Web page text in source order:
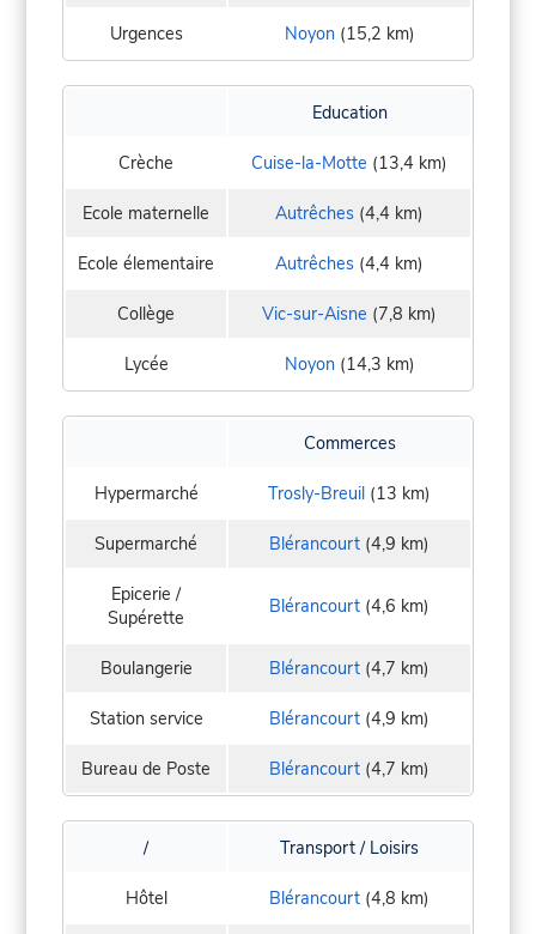
Urgences Noyon(15,2 km)
Education
Crèche Cuise-la-Motte (13,4 km)
Ecole maternelle Autrêches (4,4 km)
Ecole élementaire Autrêches (4,4 km)
Collège Vic-sur-Aisne (7,8 km)
Lycée Noyon(14,3 km)
Commerces
Hypermarché Trosly-Breuil (13 km)
Supermarché Blérancourt (4,9 km)
Epicerie /
Supérette
Blérancourt (4,6 km)
Boulangerie Blérancourt (4,7 km)
Station service Blérancourt (4,9 km)
Bureau de Poste Blérancourt (4,7 km)
/ Transport / Loisirs
Hôtel Blérancourt (4,8 km)